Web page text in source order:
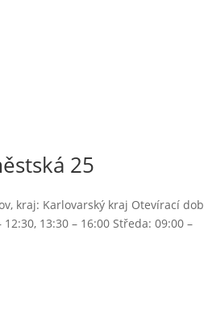
25
kraj: Karlovarský kraj Otevírací
13:30 – 16:00 Středa: 09:00 –